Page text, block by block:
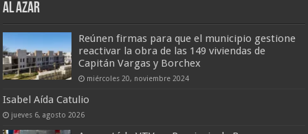
AL AZAR
Reúnen firmas para que el municipio gestione
reactivar la obra de las 149 viviendas de
Capitán Vargas y Borchex
miércoles 20, noviembre 2024
Isabel Aída Catulio
jueves 6, agosto 2026